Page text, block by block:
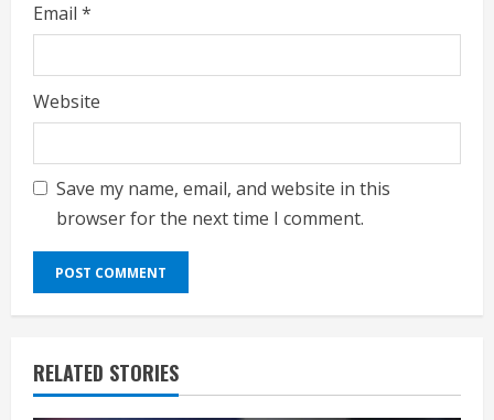
Email *
Website
Save my name, email, and website in this
browser for the next time I comment.
RELATED STORIES